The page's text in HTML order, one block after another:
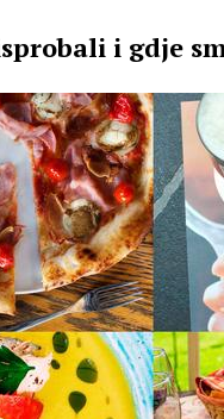
i gdje